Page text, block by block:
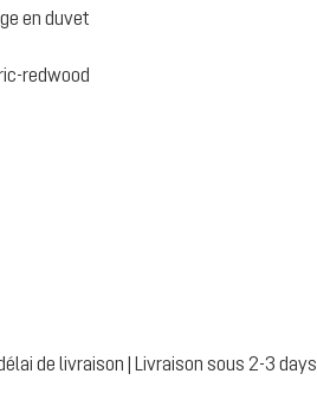
en duvet
redwood
de livraison | Livraison sous 2-3 days